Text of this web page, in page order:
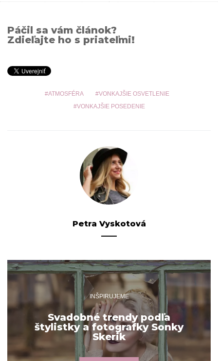
Páčil sa vám článok?
Zdieľajte ho s priateľmi!
ATMOSFÉRA
VONKAJŠIE OSVETLENIE
VONKAJŠIE POSEDENIE
Petra Vyskotová
INŠPIRUJEME
Svadobné trendy podľa
štylistky a fotografky Sonky
Skerik